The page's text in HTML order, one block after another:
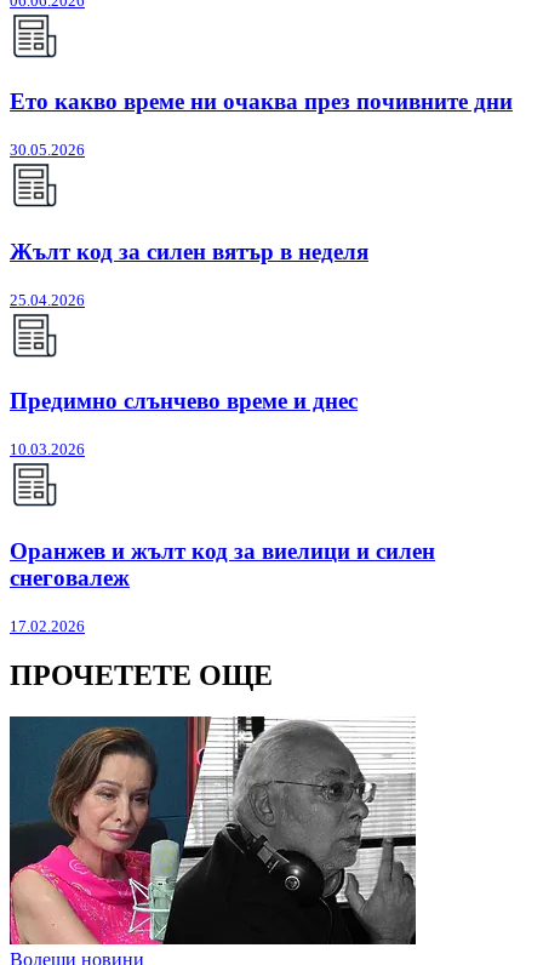
Ето какво време ни очаква през почивните дни
30.05.2026
Жълт код за силен вятър в неделя
25.04.2026
Предимно слънчево време и днес
10.03.2026
Оранжев и жълт код за виелици и силен
снеговалеж
17.02.2026
ПРОЧЕТЕТЕ ОЩЕ
Водещи новини